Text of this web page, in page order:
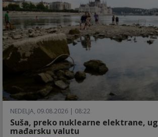
NEDELJA, 09.08.2026 | 08:22
Suša, preko nuklearne elektrane,
mađarsku valutu